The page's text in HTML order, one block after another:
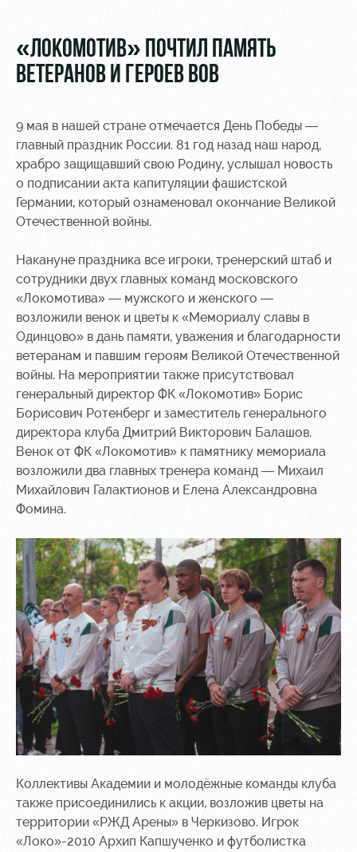
Фото
РЖД
Арена
мероприятий
полей
Аренда
Ледовый
дворец
Занятия
спортом
Локо
Старт
Локо-Лето
Академия
Как
поступить
Руководство
Контакты
Академии
Информация
для
болельщиков
Банковская
Заставки
Программа
лояльности
Карта
болельщика
Парковка
Информация
для
болельщиков
МГН
«ЛОКОМОТИВ» ПОЧТИЛ ПАМЯТЬ
ВЕТЕРАНОВ И ГЕРОЕВ ВОВ
9 мая в нашей стране отмечается День Победы —
главный праздник России. 81 год назад наш народ,
храбро защищавший свою Родину, услышал новость
о подписании акта капитуляции фашистской
Германии, который ознаменовал окончание Великой
Отечественной войны.
Накануне праздника все игроки, тренерский штаб и
сотрудники двух главных команд московского
«Локомотива» — мужского и женского —
возложили венок и цветы к «Мемориалу славы в
Одинцово» в дань памяти, уважения и благодарности
ветеранам и павшим героям Великой Отечественной
войны. На мероприятии также присутствовал
генеральный директор ФК «Локомотив» Борис
Борисович Ротенберг и заместитель генерального
директора клуба Дмитрий Викторович Балашов.
Венок от ФК «Локомотив» к памятнику мемориала
возложили два главных тренера команд — Михаил
Михайлович Галактионов и Елена Александровна
Фомина.
Коллективы Академии и молодёжные команды клуба
также присоединились к акции, возложив цветы на
территории «РЖД Арены» в Черкизово. Игрок
«Локо»-2010 Архип Капшученко и футболистка